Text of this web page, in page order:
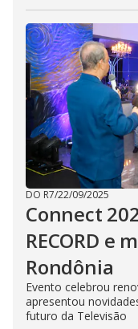
DO R7/22/09/2025
Connect
RECORD e
Rondônia
Evento celebrou
apresentou
futuro da Televisão